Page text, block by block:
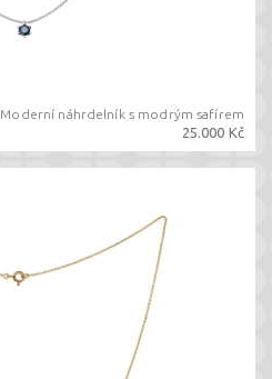
Moderní náhrdelník s modrým safírem
25.000 Kč